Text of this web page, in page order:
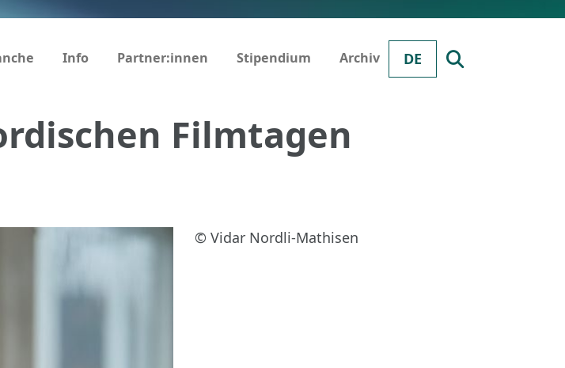
DE
Info Partner:innen Stipendium Archiv
Filmtagen
© Vidar Nordli-Mathisen